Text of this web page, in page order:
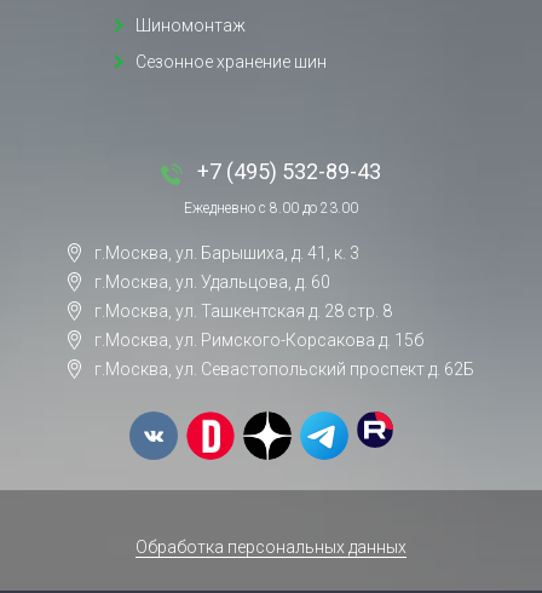
Шиномонтаж
Сезонное хранение шин
+7 (495) 532-89-43
Ежедневно с 8.00 до 23.00
г.Москва, ул. Барышиха, д. 41, к. 3
г.Москва, ул. Удальцова, д. 60
г.Москва, ул. Ташкентская д. 28 стр. 8
г.Москва, ул. Римского-Корсакова д. 15б
г.Москва, ул. Севастопольский проспект д. 62Б
Обработка персональных данных